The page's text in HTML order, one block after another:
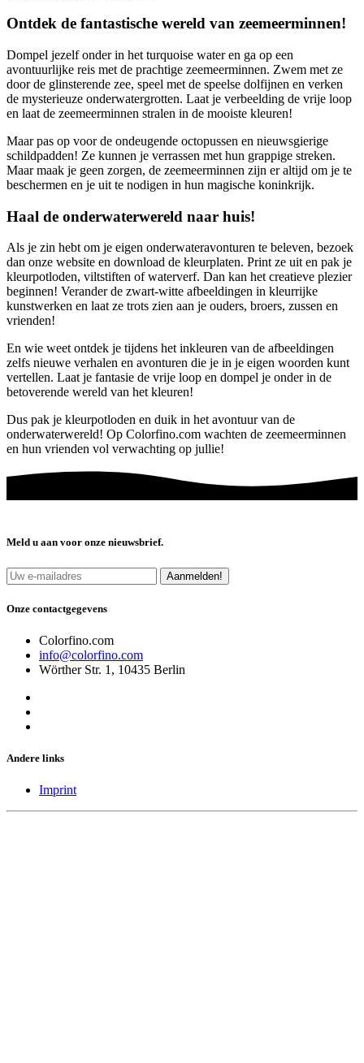
Ontdek de fantastische wereld van zeemeerminnen!
Dompel jezelf onder in het turquoise water en ga op een
avontuurlijke reis met de prachtige zeemeerminnen. Zwem met ze
door de glinsterende zee, speel met de speelse dolfijnen en verken
de mysterieuze onderwatergrotten. Laat je verbeelding de vrije loop
en laat de zeemeerminnen stralen in de mooiste kleuren!
Maar pas op voor de ondeugende octopussen en nieuwsgierige
schildpadden! Ze kunnen je verrassen met hun grappige streken.
Maar maak je geen zorgen, de zeemeerminnen zijn er altijd om je te
beschermen en je uit te nodigen in hun magische koninkrijk.
Haal de onderwaterwereld naar huis!
Als je zin hebt om je eigen onderwateravonturen te beleven, bezoek
dan onze website en download de kleurplaten. Print ze uit en pak je
kleurpotloden, viltstiften of waterverf. Dan kan het creatieve plezier
beginnen! Verander de zwart-witte afbeeldingen in kleurrijke
kunstwerken en laat ze trots zien aan je ouders, broers, zussen en
vrienden!
En wie weet ontdek je tijdens het inkleuren van de afbeeldingen
zelfs nieuwe verhalen en avonturen die je in je eigen woorden kunt
vertellen. Laat je fantasie de vrije loop en dompel je onder in de
betoverende wereld van het kleuren!
Dus pak je kleurpotloden en duik in het avontuur van de
onderwaterwereld! Op Colorfino.com wachten de zeemeerminnen
en hun vrienden vol verwachting op jullie!
Meld u aan voor onze nieuwsbrief.
Aanmelden!
Onze contactgegevens
Colorfino.com
info@colorfino.com
Wörther Str. 1, 10435 Berlin
Andere links
Imprint